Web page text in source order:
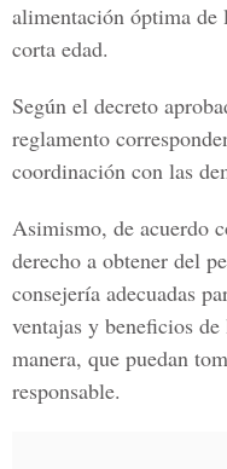
alimentación óptima de
corta edad.
Según el decreto
reglamento
coordinación con las
Asimismo, de acuerdo
derecho a obtener del
consejería adecuadas
ventajas y beneficios
manera, que puedan
responsable.